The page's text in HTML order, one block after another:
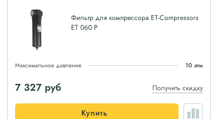
Фильтр для компрессора ET-Compressors
ET 060 P
Максимальное давление 10 атм
7 327 руб Получить скидку
Купить